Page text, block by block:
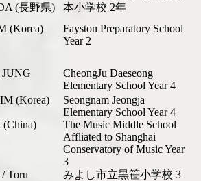
(長野県)
本小学校 2年
(Korea)
Fayston Preparatory School
Year 2
JUNG
CheongJu Daeseong
Elementary School Year 4
(Korea)
Seongnam Jeongja
Elementary School Year 4
The Music Middle School
Affliated to Shanghai
Conservatory of Music Year
3
Toru
みよし市立黒笹小学校 3